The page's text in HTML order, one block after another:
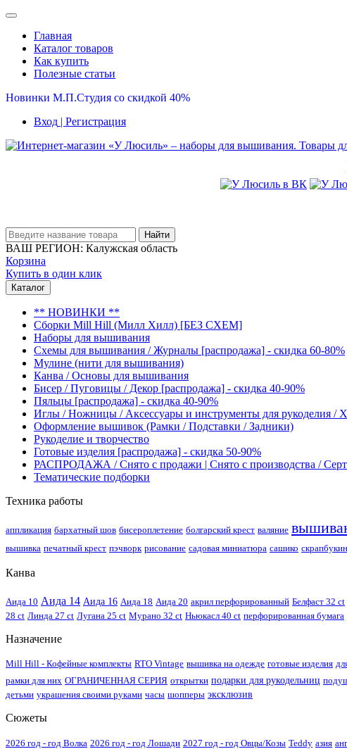
Главная
Каталог товаров
Как купить
Полезные статьи
Новинки М.П.Студия со скидкой 40%
Вход | Регистрация
Найти
ВАШ РЕГИОН: Калужская область
Корзина
Купить в один клик
Каталог
** НОВИНКИ **
Сборки Mill Hill (Милл Хилл) [БЕЗ СХЕМ]
Наборы для вышивания
Схемы для вышивания / Журналы [распродажа] - скидка 60-80%
Мулине (нити для вышивания)
Канва / Основы для вышивания
Бисер / Пуговицы / Декор [распродажа] - скидка 40-90%
Пяльцы [распродажа] - скидка 40-90%
Иглы / Ножницы / Аксессуары и инструменты для рукоделия /
Оформление вышивок (Рамки / Подставки / Задники)
Рукоделие и творчество
Готовые изделия [распродажа] - скидка 50-90%
РАСПРОДАЖА / Снято с продажи | Снято с производства /
Тематические подборки
Техника работы
аппликация бархатный шов бисероплетение болгарский крест валяние
вышивка печатный крест пэчворк рисование садовая миниатюра сашико
Канва
Аида 10 Аида 14 Аида 16 Аида 18 Аида 20 акрил перфорированный Белфаст 32 ct
28 ct Линда 27 ct Лугана 25 ct Мурано 32 ct Ньюкасл 40 ct перфорированная бумага
Назначение
Mill Hill - Кофейные комплекты RTO Vintage вышивка на одежде готовые изделия
рамки для них ОГРАНИЧЕННАЯ СЕРИЯ открытки подарки для рукодельниц
детьми украшения своими руками часы шопперы эксклюзив
Сюжеты
2026 год - год Волка 2026 год - год Лошади 2027 год - год Овцы/Козы Teddy азия